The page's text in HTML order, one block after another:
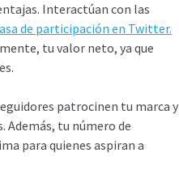
Interactúan con las
de participación en Twitter.
tu valor neto, ya que
patrocinen tu marca y
Además, tu número de
para quienes aspiran a